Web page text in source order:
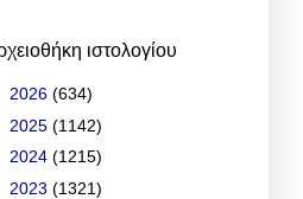
ιστολογίου
2026 (634)
2025 (1142)
2024 (1215)
2023 (1321)